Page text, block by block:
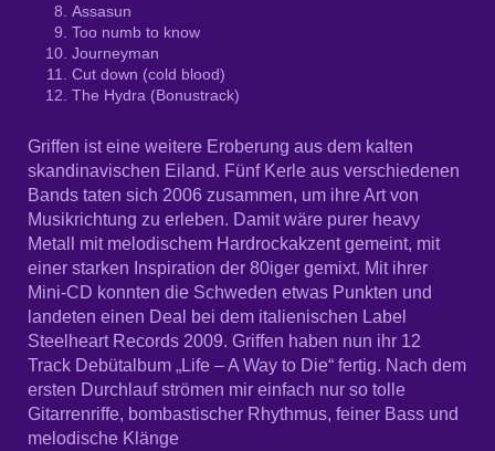
Assasun
Too numb to know
Journeyman
Cut down (cold blood)
The Hydra (Bonustrack)
Griffen ist eine weitere Eroberung aus dem kalten
skandinavischen Eiland. Fünf Kerle aus verschiedenen
Bands taten sich 2006 zusammen, um ihre Art von
Musikrichtung zu erleben. Damit wäre purer heavy
Metall mit melodischem Hardrockakzent gemeint, mit
einer starken Inspiration der 80iger gemixt. Mit ihrer
Mini-CD konnten die Schweden etwas Punkten und
landeten einen Deal bei dem italienischen Label
Steelheart Records 2009. Griffen haben nun ihr 12
Track Debütalbum „Life – A Way to Die“ fertig. Nach dem
ersten Durchlauf strömen mir einfach nur so tolle
Gitarrenriffe, bombastischer Rhythmus, feiner Bass und
melodische Klänge